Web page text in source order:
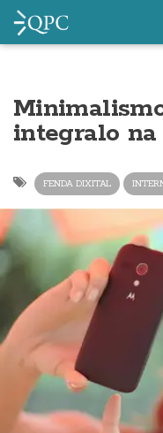
integralo
FENDA DIXITAL